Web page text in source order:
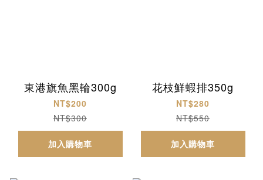
東港旗魚黑輪300g
NT$200
NT$300
加入購物車
花枝鮮蝦排350g
NT$280
NT$550
加入購物車